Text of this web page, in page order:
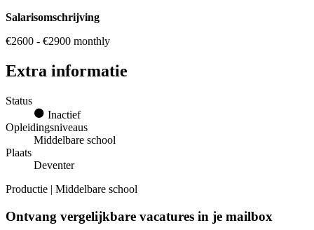
Salarisomschrijving
€2600 - €2900 monthly
Extra informatie
Status
Inactief
Opleidingsniveaus
Middelbare school
Plaats
Deventer
Productie | Middelbare school
Ontvang vergelijkbare vacatures in je mailbox